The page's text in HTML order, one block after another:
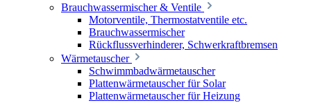
Brauchwassermischer & Ventile
Motorventile, Thermostatventile etc.
Brauchwassermischer
Rückflussverhinderer, Schwerkraftbremsen
Wärmetauscher
Schwimmbadwärmetauscher
Plattenwärmetauscher für Solar
Plattenwärmetauscher für Heizung